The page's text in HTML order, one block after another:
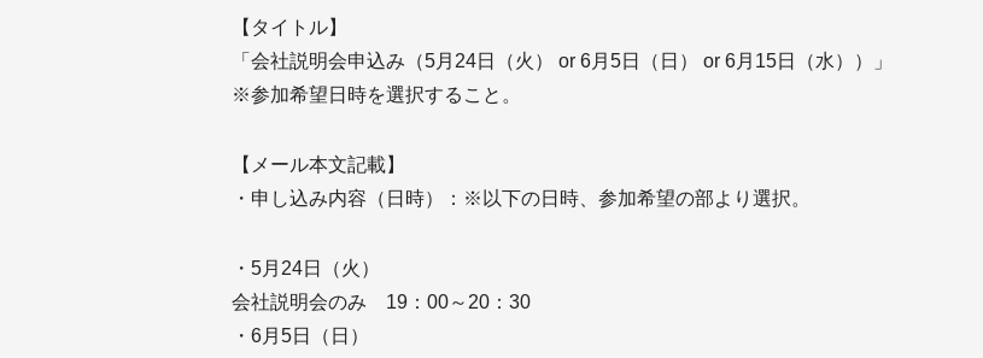
【タイトル】
「会社説明会申込み（5月24日（火） or 6月5日（日） or 6月15日（水））」
※参加希望日時を選択すること。
【メール本文記載】
・申し込み内容（日時）：※以下の日時、参加希望の部より選択。
・5月24日（火）
会社説明会のみ 19：00～20：30
・6月5日（日）